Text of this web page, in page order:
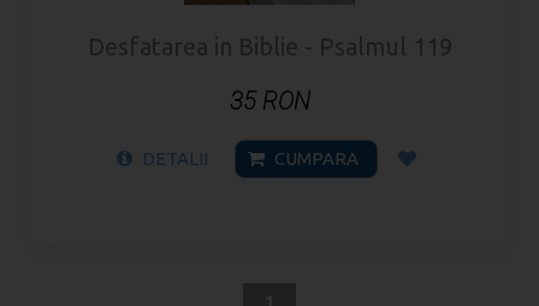
Desfatarea in Biblie - Psalmul 119
35 RON
DETALII CUMPARA